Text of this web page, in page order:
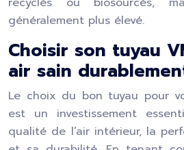
généralement plus élevé.
Choisir son tuyau
air sain
Le choix du bon tuyau pour
est un investissement
qualité de l’air intérieur, la